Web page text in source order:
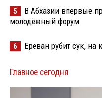
5
В Абхазии впервые
молодёжный форум
6 Ереван рубит сук, на
Главное сегодня